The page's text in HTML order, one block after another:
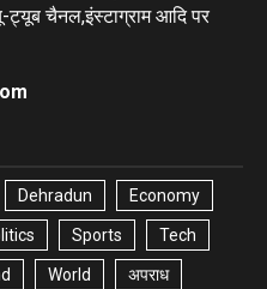
चैनल,इंस्टाग्राम आदि पर
Dehradun Economy
Sports Tech
World अपराध